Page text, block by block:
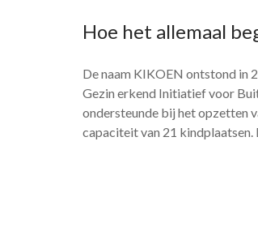
Hoe het allemaal
De naam KIKOEN ontstond in
Gezin erkend Initiatief voor
ondersteunde bij het opzetten
capaciteit van 21 kindplaatsen.